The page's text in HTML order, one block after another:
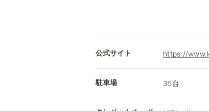
公式サイト https://
駐車場 35台